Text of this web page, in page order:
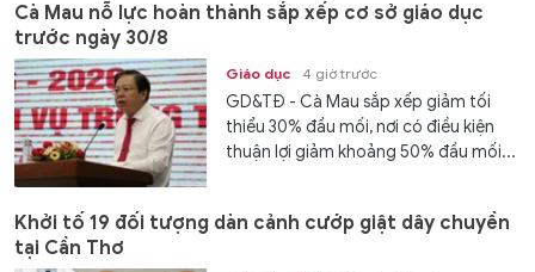
Cà Mau nỗ lực hoàn thành sắp xếp cơ sở giáo dục
trước ngày 30/8
Giáo dục 4 giờ trước
GD&TĐ - Cà Mau sắp xếp giảm tối
thiểu 30% đầu mối, nơi có điều kiện
thuận lợi giảm khoảng 50% đầu mối...
Khởi tố 19 đối tượng dàn cảnh cướp giật dây chuyền
tại Cần Thơ